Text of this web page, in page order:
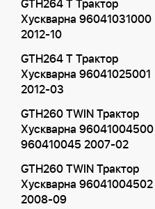
GTH264 T Трактор
Хускварна 96041031000
2012-10
GTH264 T Трактор
Хускварна 96041025001
2012-03
GTH260 TWIN Трактор
Хускварна 96041004500
960410045 2007-02
GTH260 TWIN Трактор
Хускварна 96041004502
2008-09